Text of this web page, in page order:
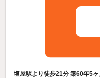
塩屋駅より徒歩21分 築60年5